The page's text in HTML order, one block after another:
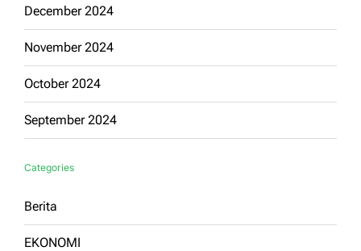
December 2024
November 2024
October 2024
September 2024
Categories
Berita
EKONOMI